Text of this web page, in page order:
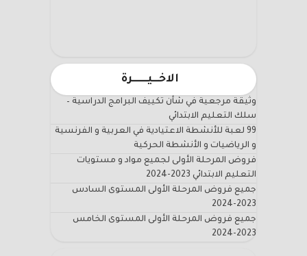
الاخـــيـــــــرة
وثيقة مرجعية في شأن تكييف البرامج الدراسية –
سلك التعليم الابتدائي
99 لعبة للأنشطة الاعتيادية في العربية و الفرنسية
و الرياضيات و الأنشطة الحركية
فروض المرحلة الأولى لجميع مواد و مستويات
التعليم الابتدائي 2023-2024
جميع فروض المرحلة الأولى المستوى السادس
2023-2024
جميع فروض المرحلة الأولى المستوى الخامس
2023-2024